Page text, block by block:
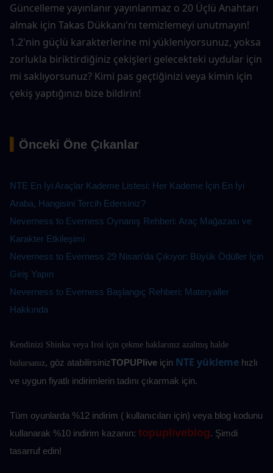
Güncelleme yayınlanır yayınlanmaz o 20 Üçlü Anahtarı
almak için Takas Dükkanı'nı temizlemeyi unutmayın!
1.2'nin güçlü karakterlerine mi yükleniyorsunuz, yoksa
zorlukla biriktirdiğiniz çekişleri gelecekteki uydular için
mi saklıyorsunuz? Kimi pas geçtiğinizi veya kimin için
çekiş yaptığınızı bize bildirin!
Önceki Öne Çıkanlar
NTE En İyi Araçlar Kademe Listesi: Her Kademe İçin En İyi
Araba, Hangisini Tercih Edersiniz?
Neverness to Everness Oynanış Rehberi: Araç Mağazası ve
Karakter Etkileşimi
Neverness to Everness 29 Nisan'da Çıkıyor: Büyük Ödüller İçin
Giriş Yapın
Neverness to Everness Başlangıç Rehberi: Materyaller
Hakkında
Kendinizi Shinku veya Iroi için çekme haklarınız azalmış halde
bulursanız, göz atabilirsinizTOPUPlive için NTE yükleme hızlı
ve uygun fiyatlı indirimlerin tadını çıkarmak için.
Tüm oyunlarda %12 indirim ( kullanıcıları için) veya blog kodunu
kullanarak %10 indirim kazanın: topupliveblog. Şimdi
tasarruf edin!